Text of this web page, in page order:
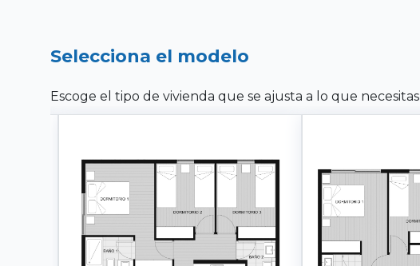
Selecciona el modelo
Escoge el tipo de vivienda que se ajusta a lo que necesitas